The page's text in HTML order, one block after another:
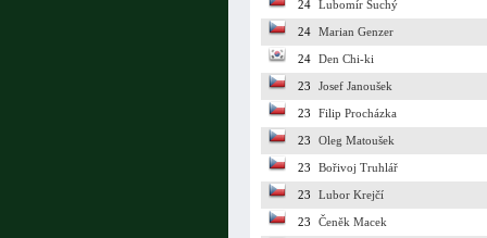
24 Lubomír Suchý
24 Marian Genzer
24 Den Chi-ki
23 Josef Janoušek
23 Filip Procházka
23 Oleg Matoušek
23 Bořivoj Truhlář
23 Lubor Krejčí
23 Čeněk Macek